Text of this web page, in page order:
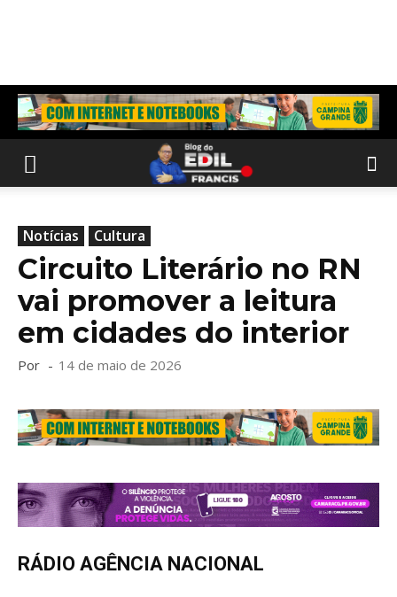
Notícias Cultura
Circuito Literário no RN
vai promover a leitura
em cidades do interior
Por - 14 de maio de 2026
RÁDIO AGÊNCIA NACIONAL